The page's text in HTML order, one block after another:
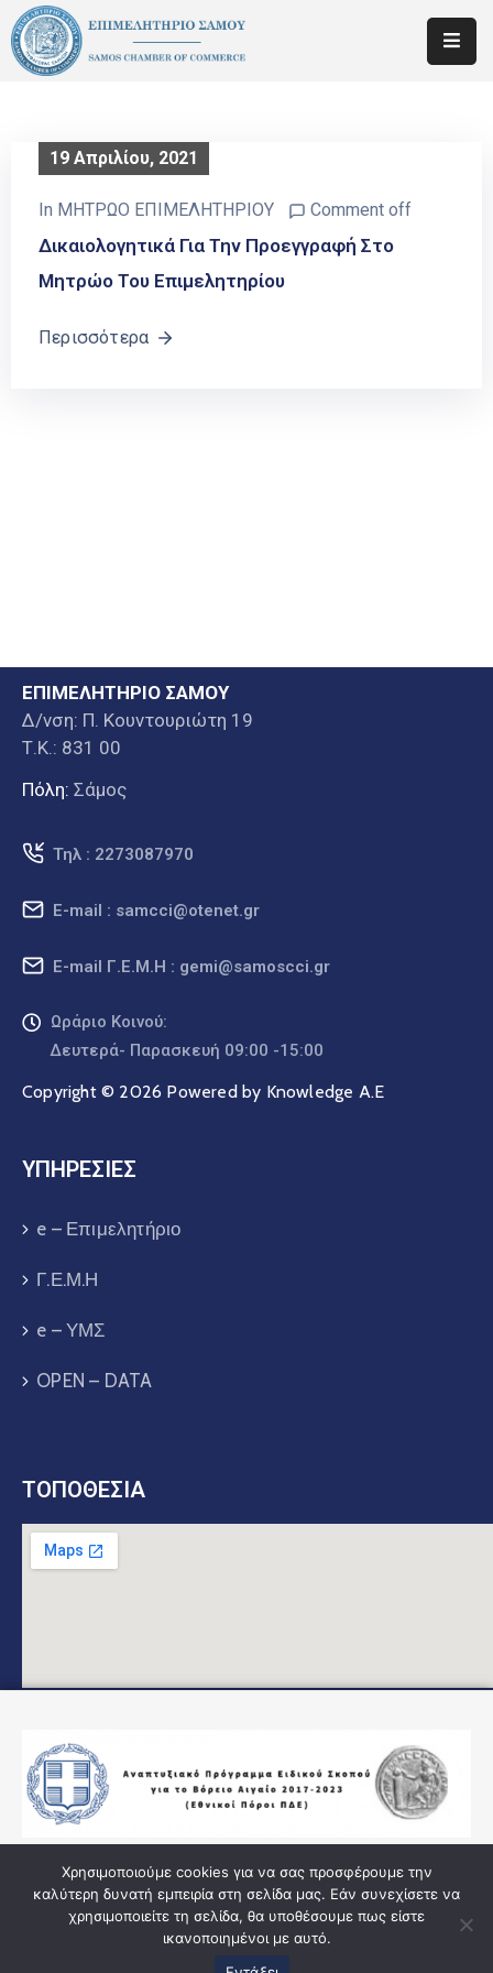
ΕΝΗΜΕΡΩΣΗ
ΜΕΛΩΝ
ΚΑΤΑΡΤΙΣΗ
ΕΚΠΑΙΔΕΥΣΗ
ΝΕΑ
19 Απριλίου, 2021
In ΜΗΤΡΩΟ ΕΠΙΜΕΛΗΤΗΡΙΟΥ Comment off
Δικαιολογητικά Για Την Προεγγραφή Στο
Μητρώο Του Επιμελητηρίου
Περισσότερα
ΕΠΙΜΕΛΗΤΗΡΙΟ ΣΑΜΟΥ
Δ/νση: Π. Κουντουριώτη 19
Τ.Κ.: 831 00
Πόλη: Σάμος
Τηλ : 2273087970
E-mail : samcci@otenet.gr
E-mail Γ.Ε.Μ.Η : gemi@samoscci.gr
Ωράριο Κοινού:
Δευτερά- Παρασκευή 09:00 -15:00
Copyright © 2026 Powered by Knowledge A.E
ΥΠΗΡΕΣΙΕΣ
e – Επιμελητήριο
Γ.Ε.Μ.Η
e – ΥΜΣ
OPEN – DATA
ΤΟΠΟΘΕΣΙΑ
Χρησιμοποιούμε cookies για να σας προσφέρουμε την
καλύτερη δυνατή εμπειρία στη σελίδα μας. Εάν συνεχίσετε να
χρησιμοποιείτε τη σελίδα, θα υποθέσουμε πως είστε
ικανοποιημένοι με αυτό.